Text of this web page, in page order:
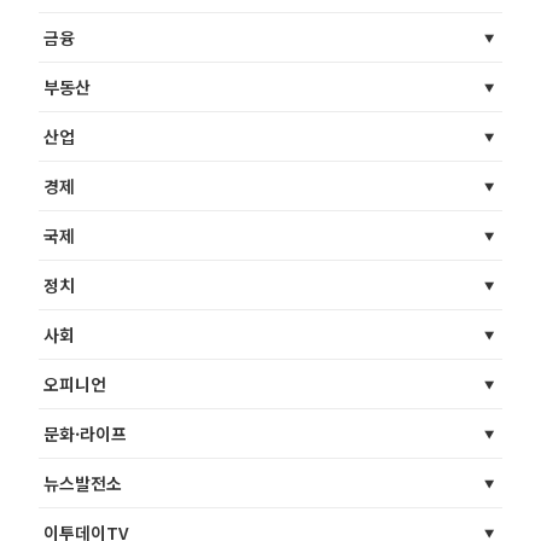
금융
부동산
산업
경제
국제
정치
사회
오피니언
문화·라이프
뉴스발전소
이투데이TV